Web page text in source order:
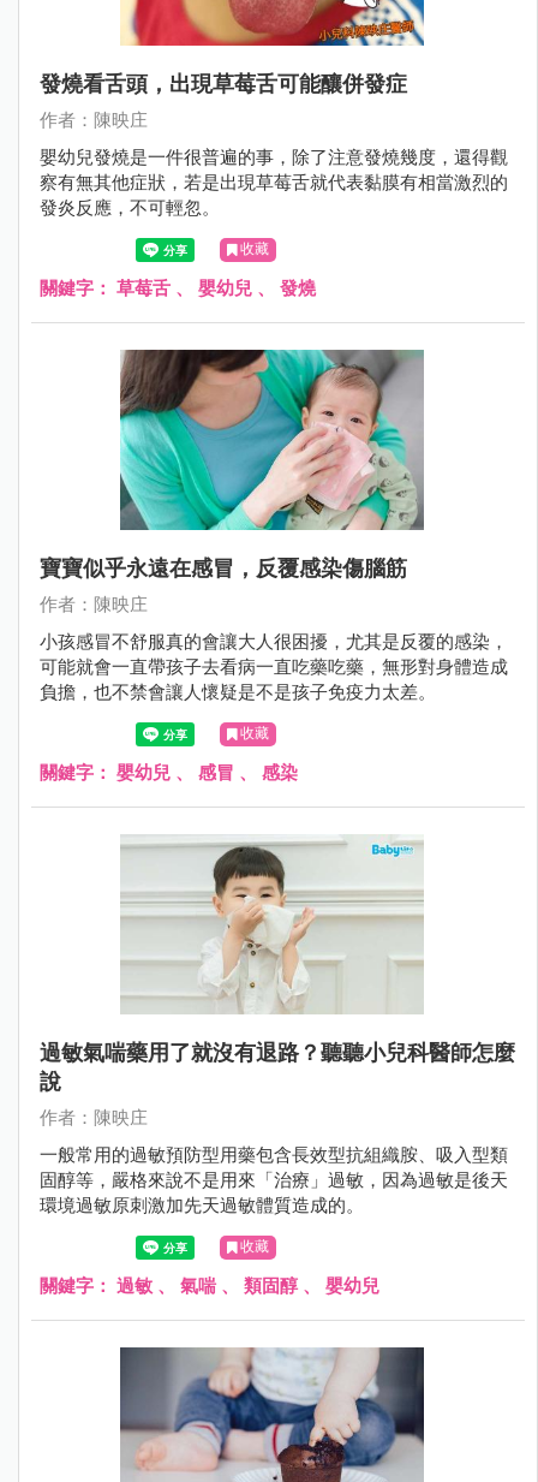
發燒看舌頭，出現草莓舌可能釀併發症
作者：陳映庄
嬰幼兒發燒是一件很普遍的事，除了注意發燒幾度，還得觀
察有無其他症狀，若是出現草莓舌就代表黏膜有相當激烈的
發炎反應，不可輕忽。
收藏
關鍵字： 草莓舌 、 嬰幼兒 、 發燒
寶寶似乎永遠在感冒，反覆感染傷腦筋
作者：陳映庄
小孩感冒不舒服真的會讓大人很困擾，尤其是反覆的感染，
可能就會一直帶孩子去看病一直吃藥吃藥，無形對身體造成
負擔，也不禁會讓人懷疑是不是孩子免疫力太差。
收藏
關鍵字： 嬰幼兒 、 感冒 、 感染
過敏氣喘藥用了就沒有退路？聽聽小兒科醫師怎麼
說
作者：陳映庄
一般常用的過敏預防型用藥包含長效型抗組織胺、吸入型類
固醇等，嚴格來說不是用來「治療」過敏，因為過敏是後天
環境過敏原刺激加先天過敏體質造成的。
收藏
關鍵字： 過敏 、 氣喘、 類固醇、 嬰幼兒